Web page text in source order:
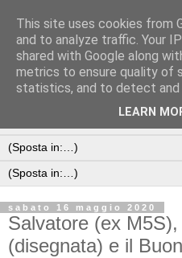
sabato 16 maggio 2020
Salvatore (ex
(disegnata) e il
This site uses cookies from
and to analyze traffic. Your
shared with Google along
metrics to ensure quality of
statistics, and to detect and
LEARN